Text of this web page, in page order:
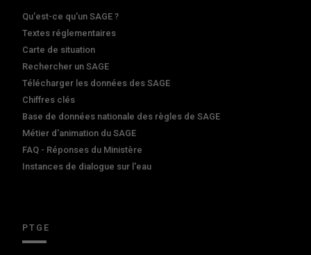
Qu'est-ce qu'un SAGE ?
Textes réglementaires
Carte de situation
Rechercher un SAGE
Télécharger les données des SAGE
Chiffres clés
Base de données nationale des règles de SAGE
Métier d'animation du SAGE
FAQ - Réponses du Ministère
Instances de dialogue sur l'eau
PTGE